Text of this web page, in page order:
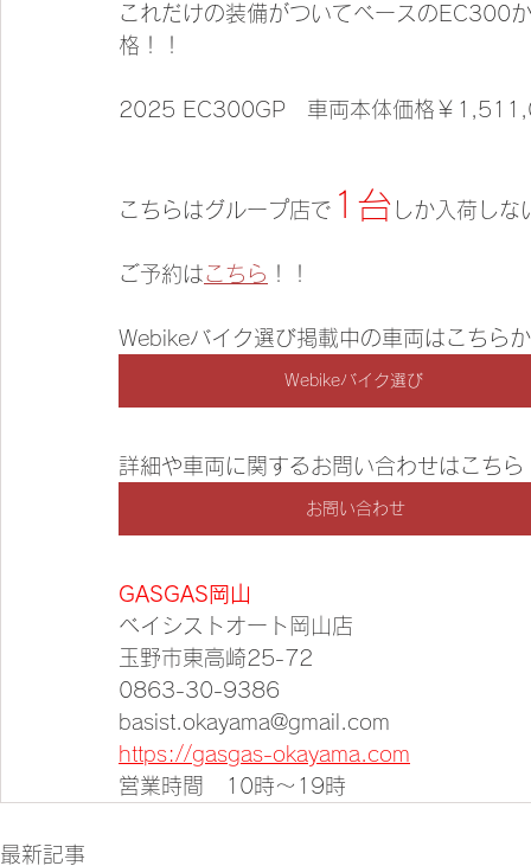
これだけの装備がついてベースのEC300
格！！
2025 EC300GP　車両本体価格￥
こちらはグループ店で 1台 しか入荷しな
ご予約はこちら ！！
Webikeバイク選び掲載中の車両はこちら
Webikeバイク選び
詳細や車両に関するお問い合わせはこちら
お問い合わせ
GASGAS岡山
ベイシストオート岡山店
玉野市東高崎25-72
0863-30-9386
basist.okayama@gmail.com
https://gasgas-okayama.com
営業時間　10時～19時
最新記事